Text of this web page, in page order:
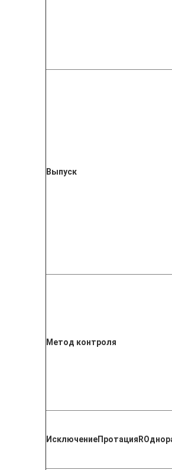
Выпуск
Метод контроля
ИсключениеП ротация R